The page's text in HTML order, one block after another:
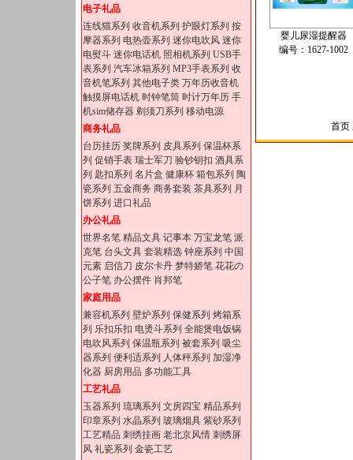
电子礼品
连线猫系列 收音机系列 护眼灯系列 按
摩器系列 电热壶系列 迷你电吹风 迷你
电熨斗 迷你电话机 照相机系列 USB手
表系列 汽车冰箱系列 MP3手表系列 收
音机笔系列 其他电子类 万年历收音机
触摸屏电话机 时钟笔筒 时计万年历 手
机sim储存器 剃须刀系列 移动电源
商务礼品
台历挂历 奖牌系列 皮具系列 保温杯系
列 促销手表 瑞士军刀 验钞钥扣 酒具系
列 匙扣系列 名片盒 健康杯 箱包系列 陶
瓷系列 五金商务 商务套装 茶具系列 月
饼系列 进口礼品
办公礼品
世界名笔 精品文具 记事本 万宝龙笔 派
克笔 台头文具 套装精选 钟座系列 中国
元素 启信刀 皮尔卡丹 梦特娇笔 花花の
公子笔 办公摆件 肖邦笔
家庭用品
兼容机系列 壁炉系列 保健系列 烤箱系
列 乐扣乐扣 电烫斗系列 全能煲电饭锅
电吹风系列 保温瓶系列 被套系列 吸尘
器系列 便利适系列 人体秤系列 加湿净
化器 厨房用品 多功能工具
工艺礼品
玉器系列 琉璃系列 文房四宝 精品系列
印章系列 水晶系列 玻璃烟具 紫砂系列
工艺精品 刺绣挂画 老北京风情 刺绣屏
风 礼瓷系列 金瓷工艺
婴儿尿湿提醒器
编号：1627-1002
首页